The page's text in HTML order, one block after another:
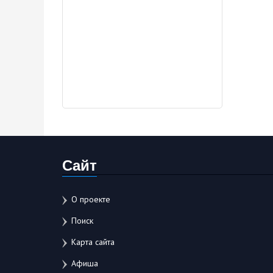
Сайт
О проекте
Поиск
Карта сайта
Афиша